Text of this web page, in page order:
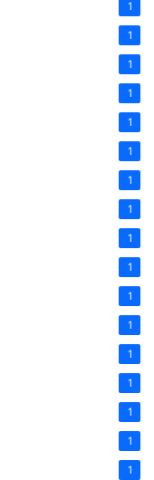
1
1
1
1
1
1
1
1
1
1
1
1
1
1
1
1
1